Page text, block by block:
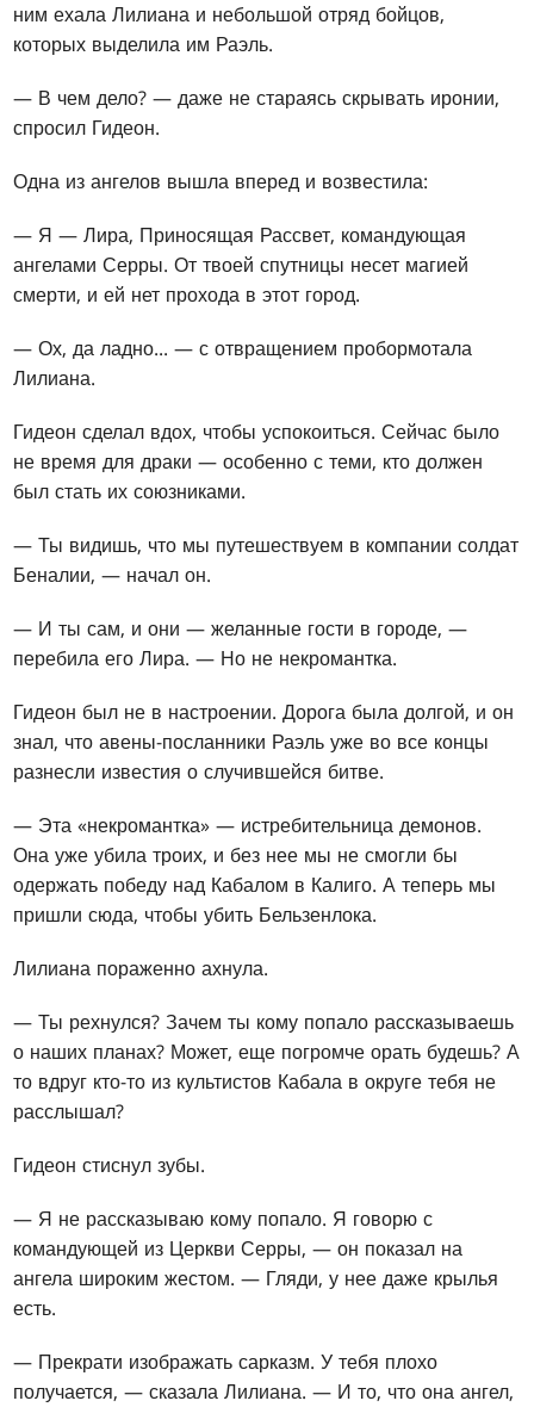
ним ехала Лилиана и небольшой отряд бойцов,
которых выделила им Раэль.
— В чем дело? — даже не стараясь скрывать иронии,
спросил Гидеон.
Одна из ангелов вышла вперед и возвестила:
— Я — Лира, Приносящая Рассвет, командующая
ангелами Серры. От твоей спутницы несет магией
смерти, и ей нет прохода в этот город.
— Ох, да ладно... — с отвращением пробормотала
Лилиана.
Гидеон сделал вдох, чтобы успокоиться. Сейчас было
не время для драки — особенно с теми, кто должен
был стать их союзниками.
— Ты видишь, что мы путешествуем в компании солдат
Беналии, — начал он.
— И ты сам, и они — желанные гости в городе, —
перебила его Лира. — Но не некромантка.
Гидеон был не в настроении. Дорога была долгой, и он
знал, что авены-посланники Раэль уже во все концы
разнесли известия о случившейся битве.
— Эта «некромантка» — истребительница демонов.
Она уже убила троих, и без нее мы не смогли бы
одержать победу над Кабалом в Калиго. А теперь мы
пришли сюда, чтобы убить Бельзенлока.
Лилиана пораженно ахнула.
— Ты рехнулся? Зачем ты кому попало рассказываешь
о наших планах? Может, еще погромче орать будешь? А
то вдруг кто-то из культистов Кабала в округе тебя не
расслышал?
Гидеон стиснул зубы.
— Я не рассказываю кому попало. Я говорю с
командующей из Церкви Серры, — он показал на
ангела широким жестом. — Гляди, у нее даже крылья
есть.
— Прекрати изображать сарказм. У тебя плохо
получается, — сказала Лилиана. — И то, что она ангел,